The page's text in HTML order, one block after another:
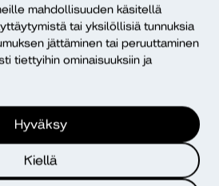
mahdollisuuden käsitellä
tai yksilöllisiä tunnuksia
jättäminen tai peruuttaminen
tiettyihin ominaisuuksiin ja
Hyväksy
Kiellä
oli se, miten
alusta